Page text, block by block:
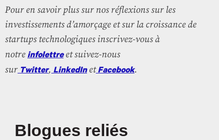
Pour en savoir plus sur nos réflexions sur les
investissements d’amorçage et sur la croissance de
startups technologiques inscrivez-vous à
notre infolettreet suivez-nous
sur Twitter, LinkedInet Facebook.
Blogues reliés